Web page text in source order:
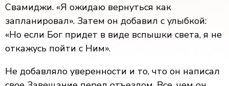
Свамиджи. «Я ожидаю вернуться как
запланировал». Затем он добавил с улыбкой:
«Но если Бог придет в виде вспышки света, я не
откажусь пойти с Ним».
Не добавляло уверенности и то, что он написал